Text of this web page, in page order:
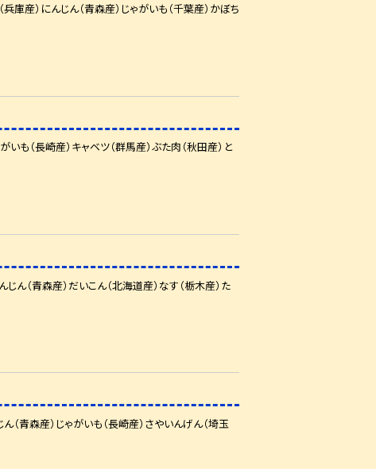
庫産）にんじん（青森産）じゃがいも（千葉産）かぼち
も（長崎産）キャベツ（群馬産）ぶた肉（秋田産）と
（青森産）だいこん（北海道産）なす（栃木産）た
青森産）じゃがいも（長崎産）さやいんげん（埼玉